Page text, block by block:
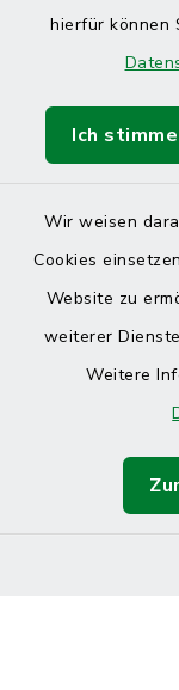
hierfür können
Ich
Wir weisen
Cookies
Website zu
weiterer
Weitere